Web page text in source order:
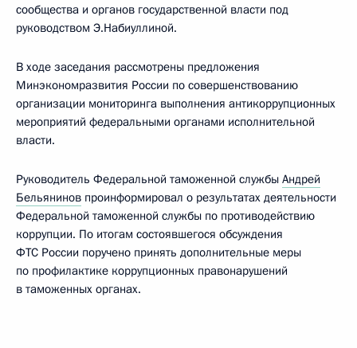
сообщества и органов государственной власти под
руководством Э.Набиуллиной.
В ходе заседания рассмотрены предложения
Минэкономразвития России по совершенствованию
организации мониторинга выполнения антикоррупционных
мероприятий федеральными органами исполнительной
власти.
Руководитель Федеральной таможенной службы Андрей
Бельянинов проинформировал о результатах деятельности
Федеральной таможенной службы по противодействию
коррупции. По итогам состоявшегося обсуждения
ФТС России поручено принять дополнительные меры
по профилактике коррупционных правонарушений
в таможенных органах.